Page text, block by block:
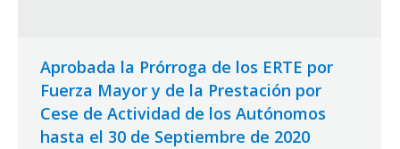
Aprobada la Prórroga de los ERTE por
Fuerza Mayor y de la Prestación por
Cese de Actividad de los Autónomos
hasta el 30 de Septiembre de 2020